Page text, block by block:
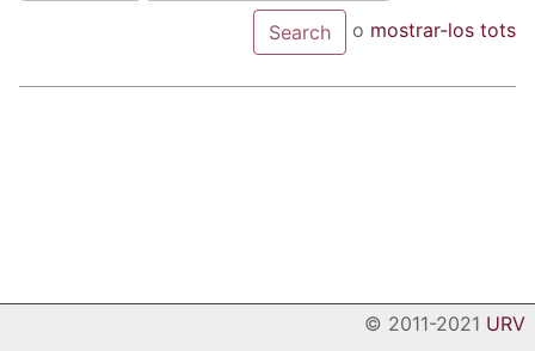
o mostrar-los tots
© 2011-2021 URV